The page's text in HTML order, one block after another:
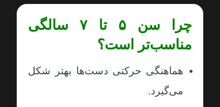
چرا سن ۵ تا ۷ سالگی
مناسب‌تر است؟
هماهنگی حرکتی دست‌ها بهتر شکل
می‌گیرد.